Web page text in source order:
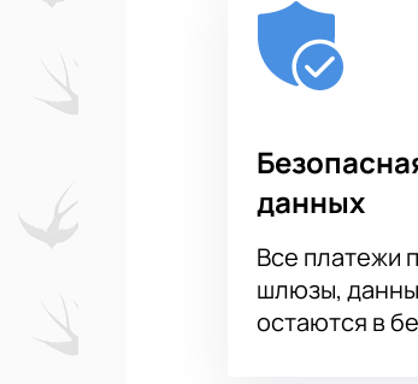
данных
Все платежи
шлюзы,
остаются в